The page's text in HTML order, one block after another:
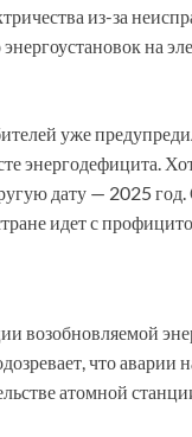
из-за
на
уже
энергодефицита.
дату — 2025
идет с
возобновляемой
что
атомной